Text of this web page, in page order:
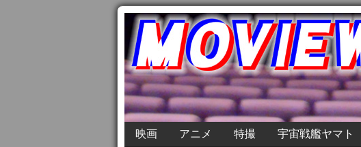
映画 アニメ 特撮 宇宙戦艦ヤマト